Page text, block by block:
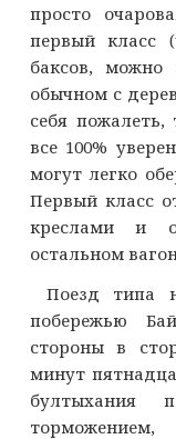
просто
первый класс
баксов,
обычном с
себя
все 100%
могут легко
Первый класс
креслами и
остальном
Поезд типа
побережью
стороны в
минут
бултыхания